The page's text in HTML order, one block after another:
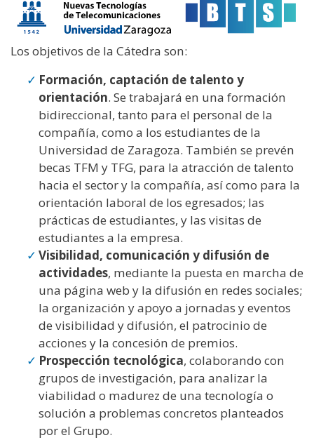
Los objetivos de la Cátedra son:
Formación, captación de talento y
orientación. Se trabajará en una formación
bidireccional, tanto para el personal de la
compañía, como a los estudiantes de la
Universidad de Zaragoza. También se prevén
becas TFM y TFG, para la atracción de talento
hacia el sector y la compañía, así como para la
orientación laboral de los egresados; las
prácticas de estudiantes, y las visitas de
estudiantes a la empresa.
Visibilidad, comunicación y difusión de
actividades, mediante la puesta en marcha de
una página web y la difusión en redes sociales;
la organización y apoyo a jornadas y eventos
de visibilidad y difusión, el patrocinio de
acciones y la concesión de premios.
Prospección tecnológica, colaborando con
grupos de investigación, para analizar la
viabilidad o madurez de una tecnología o
solución a problemas concretos planteados
por el Grupo.